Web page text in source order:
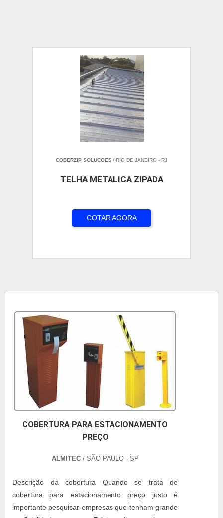
COBERZIP SOLUCOES / RIO DE JANEIRO - RJ
TELHA METALICA ZIPADA
COTAR AGORA
COBERTURA PARA ESTACIONAMENTO
PREÇO
ALMITEC / SÃO PAULO - SP
Descrição da cobertura Quando se trata de
cobertura para estacionamento preço justo é
importante pesquisar empresas que tenham grande